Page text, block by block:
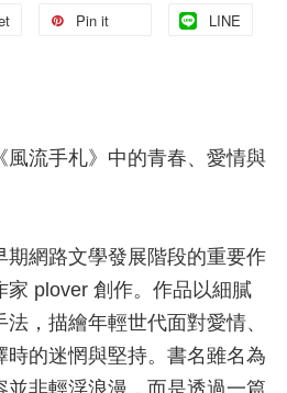
Pin it LINE
風流手札》中的青春、愛情與
期網路文學發展階段的重要作
家 plover 創作。作品以細膩
，描繪年輕世代面對愛情、
時的迷惘與堅持。書名雖名為
並非輕浮浪漫，而是透過一篇